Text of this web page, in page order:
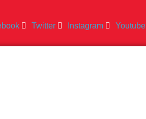
Twitter Instagram Youtube